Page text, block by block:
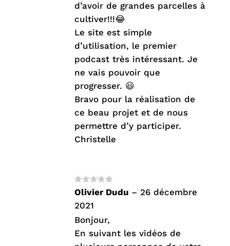
d’avoir de grandes parcelles à
cultiver!!!😂
Le site est simple
d’utilisation, le premier
podcast très intéressant. Je
ne vais pouvoir que
progresser. 😃
Bravo pour la réalisation de
ce beau projet et de nous
permettre d’y participer.
Christelle
Note5sur
5
Olivier Dudu – 26 décembre
2021
Bonjour,
En suivant les vidéos de